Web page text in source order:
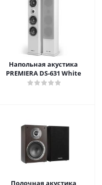
Напольная акустика
PREMIERA DS-631 White
Полочная акустика